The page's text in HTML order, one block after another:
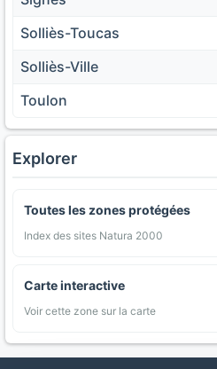
Solliès-Toucas
Solliès-Ville
Toulon
Explorer
Toutes les zones protégées
Index des sites Natura 2000
Carte interactive
Voir cette zone sur la carte